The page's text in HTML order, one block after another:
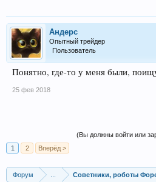
Андерс
Опытный трейдер
Пользователь
Понятно, где-то у меня были,
25 фев 2018
(Вы должны войти или
1
2 Вперёд >
Форум ... Советники, роботы